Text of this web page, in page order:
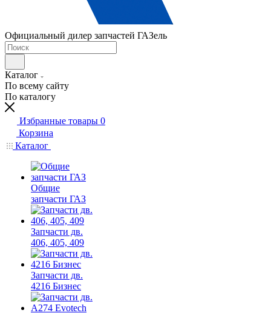
Официальный дилер запчастей ГАЗель
Каталог
По всему сайту
По каталогу
Избранные товары 0
Корзина
Каталог
Общие
запчасти ГАЗ
Запчасти дв.
406, 405, 409
Запчасти дв.
4216 Бизнес